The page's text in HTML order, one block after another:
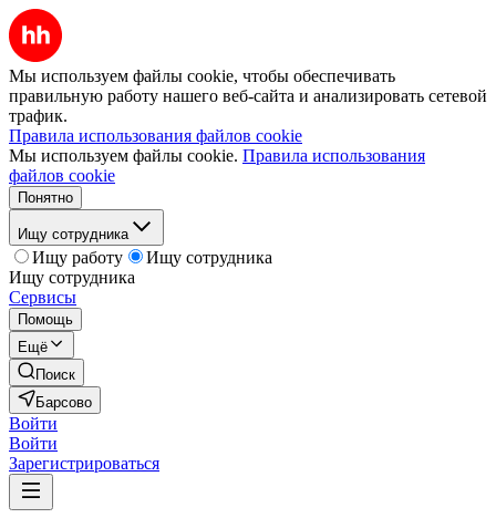
Мы используем файлы cookie, чтобы обеспечивать
правильную работу нашего веб-сайта и анализировать сетевой
трафик.
Правила использования файлов cookie
Мы используем файлы cookie. Правила использования
файлов cookie
Понятно
Ищу сотрудника
Ищу работу
Ищу сотрудника
Ищу сотрудника
Сервисы
Помощь
Ещё
Поиск
Барсово
Войти
Войти
Зарегистрироваться